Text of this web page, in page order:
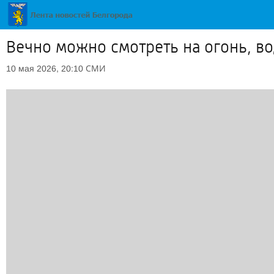
Вечно можно смотреть на огонь,
10 мая 2026, 20:10 СМИ